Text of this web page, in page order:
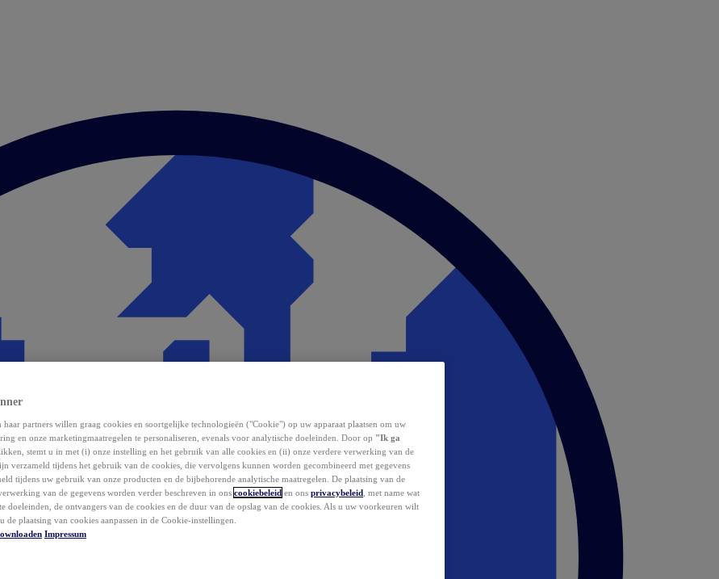
haar partners willen graag cookies en soortgelijke technologieën ("Cookie") op uw apparaat plaatsen om uw
en onze marketingmaatregelen te personaliseren, evenals voor analytische doeleinden. Door op "Ik ga
stemt u in met (i) onze instelling en het gebruik van alle cookies en (ii) onze verdere verwerking van de
verzameld tijdens het gebruik van de cookies, die vervolgens kunnen worden gecombineerd met gegevens
tijdens uw gebruik van onze producten en de bijbehorende analytische maatregelen. De plaatsing van de
van de gegevens worden verder beschreven in ons cookiebeleid en ons privacybeleid , met name wat
doeleinden, de ontvangers van de cookies en de duur van de opslag van de cookies. Als u uw voorkeuren wilt
de plaatsing van cookies aanpassen in de Cookie-instellingen.
Impressum